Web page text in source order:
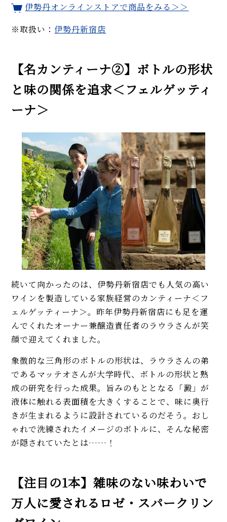
伊勢丹オンラインストアで商品をみる＞＞
※取扱い： 伊勢丹新宿店
【名カンティーナ②】ボトルの形状
と味の関係を追求＜フェルゲッティ
ーナ＞
続いて向かったのは、伊勢丹新宿店でも人気の高い
ワインを製造している家族経営のカンティーナ＜フ
ェルゲッティーナ＞。昨年伊勢丹新宿店にも足を運
んでくれたオーナー兼醸造責任者のラウラさんが笑
顔で迎えてくれました。
象徴的な三角形のボトルの形状は、ラウラさんの弟
であるマッテオさんが大学時代、ボトルの形状と熟
成の研究を行った成果。旨みのもととなる「澱」が
液体に触れる表面積を大きくすることで、味に奥行
きが生まれるように設計されているのだそう。おし
ゃれで洗練されたイメージのボトルに、そんな秘密
が隠されていたとは……！
【注目の1本】雑味のない味わいで
万人に愛されるロゼ・スパークリン